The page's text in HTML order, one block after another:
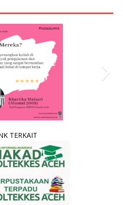
TERKAIT